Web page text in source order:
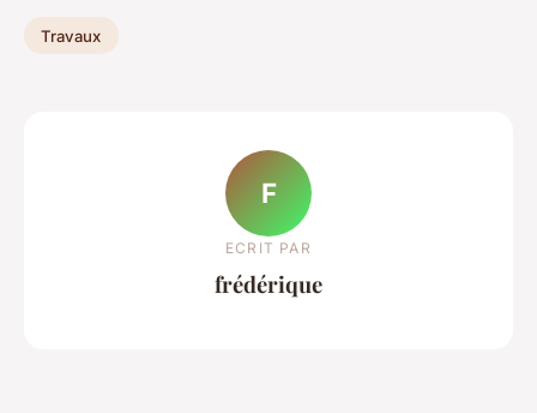
Travaux
F
ECRIT PAR
frédérique